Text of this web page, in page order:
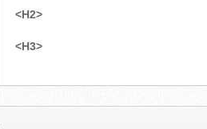
<H2>
<H3>